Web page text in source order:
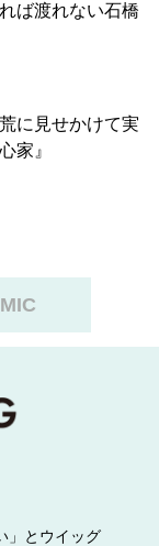
わす恋にめぐ
勘定や大人の事
とで毎日の生活
ば渡れない石橋
に見せかけて実
家』
」とウイッグ